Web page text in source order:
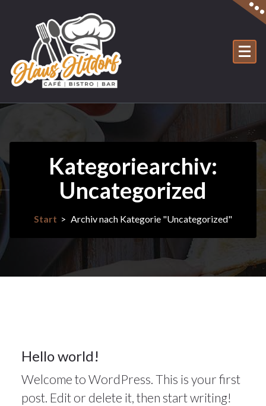
Kategoriearchiv:
Uncategorized
Start > Archiv nach Kategorie "Uncategorized"
25
DEZ. 2022
Hello world!
Welcome to WordPress. This is your first
post. Edit or delete it, then start writing!